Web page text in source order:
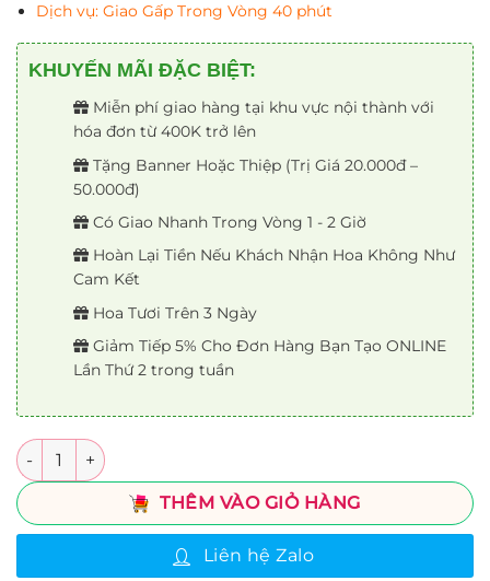
Dịch vụ: Giao Gấp Trong Vòng 40 phút
KHUYẾN MÃI ĐẶC BIỆT:
Miễn phí giao hàng tại khu vực nội thành với
hóa đơn từ 400K trở lên
Tặng Banner Hoặc Thiệp (Trị Giá 20.000đ –
50.000đ)
Có Giao Nhanh Trong Vòng 1 - 2 Giờ
Hoàn Lại Tiền Nếu Khách Nhận Hoa Không Như
Cam Kết
Hoa Tươi Trên 3 Ngày
Giảm Tiếp 5% Cho Đơn Hàng Bạn Tạo ONLINE
Lần Thứ 2 trong tuần
Số lượng
THÊM VÀO GIỎ HÀNG
Liên hệ Zalo